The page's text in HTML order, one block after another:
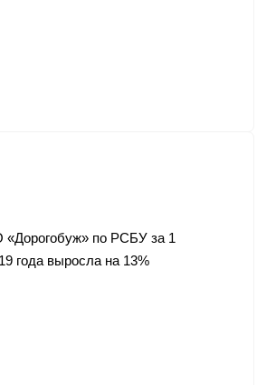
по РСБУ за 1
года выросла на 13%